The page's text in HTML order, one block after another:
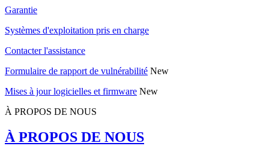
Garantie
Systèmes d'exploitation pris en charge
Contacter l'assistance
Formulaire de rapport de vulnérabilité New
Mises à jour logicielles et firmware New
À PROPOS DE NOUS
À PROPOS DE NOUS